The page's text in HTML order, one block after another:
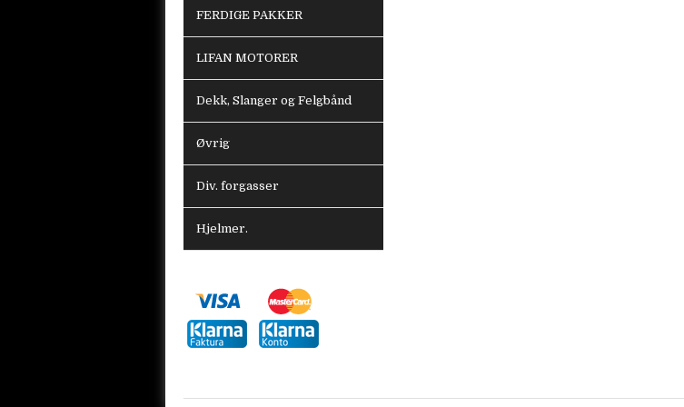
FERDIGE PAKKER
LIFAN MOTORER
Dekk, Slanger og Felgbånd
Øvrig
Div. forgasser
Hjelmer.